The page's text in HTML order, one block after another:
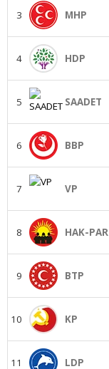
3 MHP
4 HDP
5 SAADET
6 BBP
7 VP
8 HAK-PAR
9 BTP
10 KP
11 LDP